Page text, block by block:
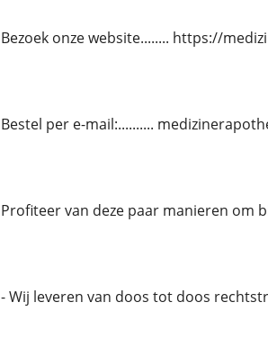
Bezoek onze website........ https://
Bestel per e-mail:..........
Profiteer van deze paar manieren om
- Wij leveren van doos tot doos